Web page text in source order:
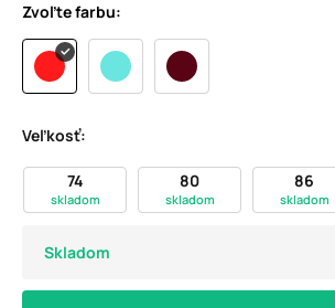
Zvoľte farbu:
Veľkosť:
74
skladom
80
skladom
86
skladom
Skladom